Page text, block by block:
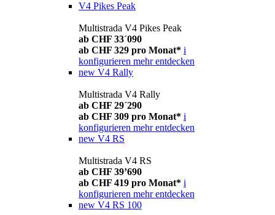
V4 Pikes Peak
Multistrada V4 Pikes Peak
ab CHF 33´090
ab CHF 329 pro Monat* i
konfigurieren mehr entdecken
new V4 Rally
Multistrada V4 Rally
ab CHF 29´290
ab CHF 309 pro Monat* i
konfigurieren mehr entdecken
new V4 RS
Multistrada V4 RS
ab CHF 39’690
ab CHF 419 pro Monat* i
konfigurieren mehr entdecken
new V4 RS 100